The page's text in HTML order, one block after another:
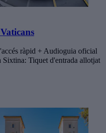
ràpid + Audioguia oficial
Sixtina: Tiquet d'entrada allotjat